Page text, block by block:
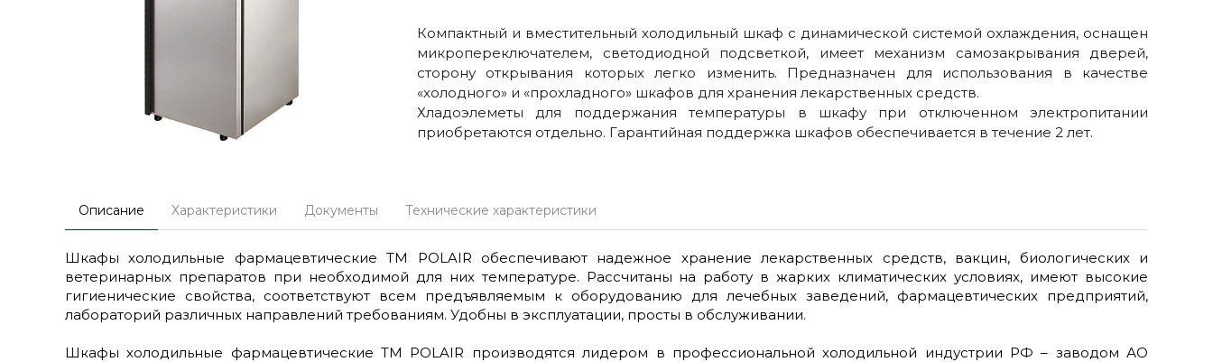
Компактный и вместительный холодильный шкаф с динамической системой охлаждения, оснащен
микропереключателем, светодиодной подсветкой, имеет механизм самозакрывания дверей,
сторону открывания которых легко изменить. Предназначен для использования в качестве
«холодного» и «прохладного» шкафов для хранения лекарственных средств.
Хладоэлеметы для поддержания температуры в шкафу при отключенном электропитании
приобретаются отдельно. Гарантийная поддержка шкафов обеспечивается в течение 2 лет.
Описание Характеристики Документы Технические характеристики
Шкафы холодильные фармацевтические ТМ POLAIR обеспечивают надежное хранение лекарственных средств, вакцин, биологических и
ветеринарных препаратов при необходимой для них температуре. Рассчитаны на работу в жарких климатических условиях, имеют высокие
гигиенические свойства, соответствуют всем предъявляемым к оборудованию для лечебных заведений, фармацевтических предприятий,
лабораторий различных направлений требованиям. Удобны в эксплуатации, просты в обслуживании.
Шкафы холодильные фармацевтические ТМ POLAIR производятся лидером в профессиональной холодильной индустрии РФ – заводом АО